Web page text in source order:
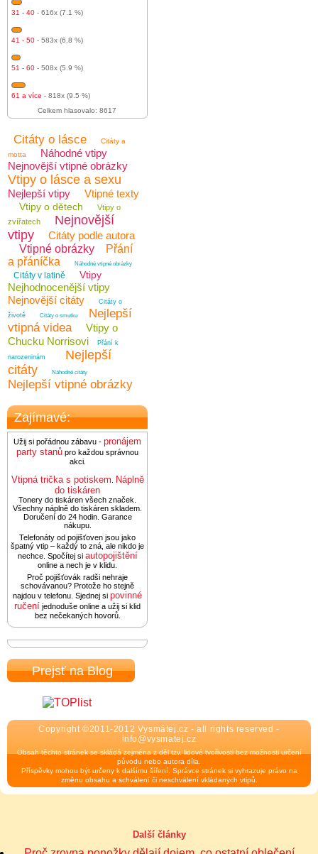
31 - 40 - 616x (7.1 %)
41 - 50 - 583x (6.8 %)
51 - 60 - 508x (5.9 %)
61 a více - 818x (9.5 %)
Celkem hlasovalo: 8617
Citáty o lásce
Citáty a
motta
Náhodné vtipy
Nejnovější vtipné obrázky
Vtipy o lásce a sexu
Nejlepší vtipy Vtipné texty
Vtipy o dětech
Vtipy o
zvířatech
Nejnovější
vtipy
Citáty podle autora
Vtipné obrázky
Přání
a přáníčka
Náhodné vtipné obrázky
Citáty v latině Vtipy
Nejhodnocenější vtipy
Nejnovější citáty
Citáty o
životě
Citáty o smutku
Nejlepší
vtipná videa
Vtipy o
Chucku Norrisovi
Přání k
narozeninám
Nejlepší
citáty
Náhodné citáty
Nejlepší vtipné obrázky
Zajímavé:
Užij si pořádnou zábavu - pronájem
party stanů pro každou správnou
akci.
Vtipná trička s potiskem Náplně
do tiskáren
Tonery do tiskáren všech značek.
Všechny náplně do tiskáren skladem.
Doručení do 24 hodin. Garance
nákupu.
Telefonáty od pojišťoven jsou jako
špatný vtip – každý to zná, ale nikdo je
nechce. Spočítej si autopojištění
online a nech je v klidu.
Proč pojišťovák radši nehraje
schovávanou? Protože ho stejně
najdou v telefonu. Sjednej si povinné
ručení jednoduše online a užij si klid
bez nečekaných hovorů.
Prejsť na Blog
Copyright ©2011-2012 Vysmátej.cz - all rights reserved -
info@vysmatej.cz
Obsah těchto stránek se skládá zejména z děl tzv. lidové tvořivosti bez možnosti určení
původu nebo autora díla.
Příspěvky mohou být určeny k dalšímu šíření. Správce stránek si vyhrazuje právo na
změnu obsahu a schválení či neschválení vkládaných vtipů.
Další články